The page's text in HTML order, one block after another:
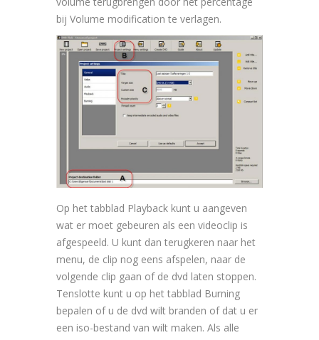
bij Volume modification te verlagen.
Op het tabblad Playback kunt u aangeven
wat er moet gebeuren als een videoclip is
afgespeeld. U kunt dan terugkeren naar het
menu, de clip nog eens afspelen, naar de
volgende clip gaan of de dvd laten stoppen.
Tenslotte kunt u op het tabblad Burning
bepalen of u de dvd wilt branden of dat u er
een iso-bestand van wilt maken. Als alle